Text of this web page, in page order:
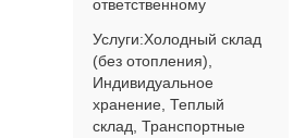
ответственному
товара. Предлагаем
складское помещение
от 10-100 кв.м. В
комплексе пр...
Услуги:Холодный склад
(без отопления),
Индивидуальное
хранение, Теплый
склад, Транспортные